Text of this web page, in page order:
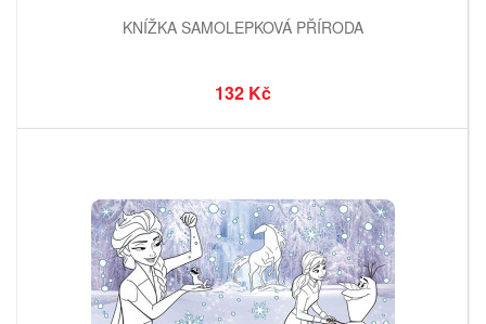
KNÍŽKA SAMOLEPKOVÁ PŘÍRODA
132 Kč